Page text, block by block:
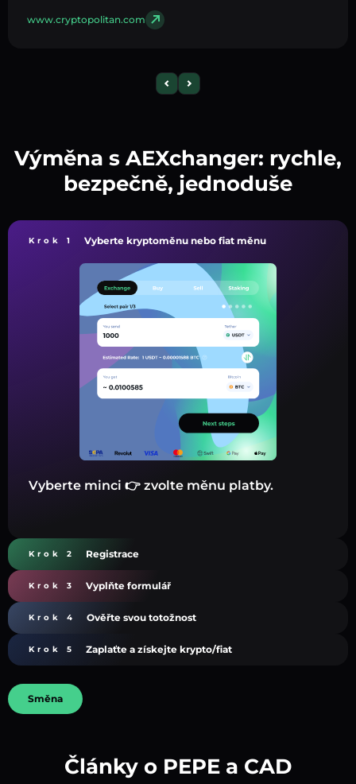
www.cryptopolitan.com
Výměna s AEXchanger: rychle,
bezpečně, jednoduše
Krok 1 Vyberte kryptoměnu nebo fiat měnu
Vyberte minci 👉 zvolte měnu platby.
Krok 2 Registrace
Krok 3 Vyplňte formulář
Krok 4 Ověřte svou totožnost
Krok 5 Zaplaťte a získejte krypto/fiat
Směna
Články o PEPE a CAD